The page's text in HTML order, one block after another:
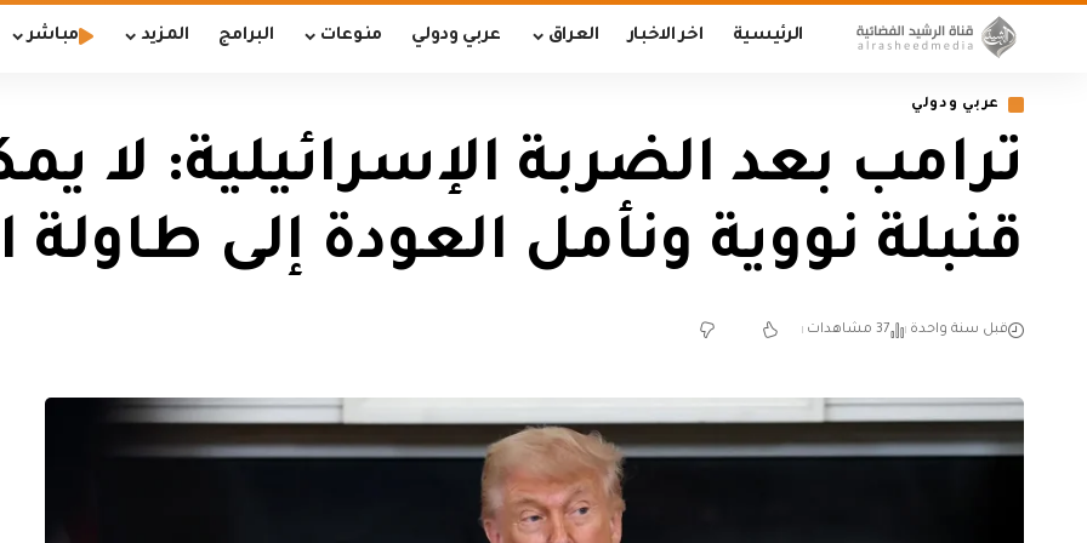
الرئيسية اخر الاخبار العراق عربي ودولي منوعات البرامج المزيد مباشر
عربي ودولي
ترامب بعد الضربة الإسرائيلية: لا
قنبلة نووية ونأمل العودة إلى
قبل سنة واحدة 37 مشاهدات